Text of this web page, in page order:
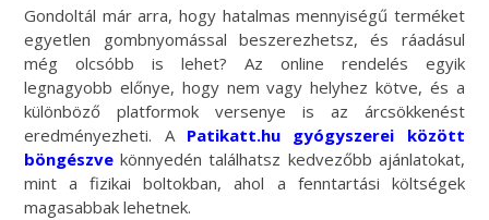
Gondoltál már arra, hogy hatalmas mennyiségű terméket
egyetlen gombnyomással beszerezhetsz, és ráadásul
még olcsóbb is lehet? Az online rendelés egyik
legnagyobb előnye, hogy nem vagy helyhez kötve, és a
különböző platformok versenye is az árcsökkenést
eredményezheti. A Patikatt.hu gyógyszerei között
böngészve könnyedén találhatsz kedvezőbb ajánlatokat,
mint a fizikai boltokban, ahol a fenntartási költségek
magasabbak lehetnek.